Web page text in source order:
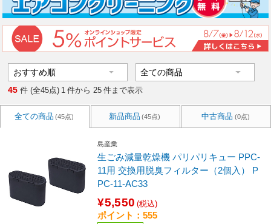
45 件 (全45点) 1 件から 25 件まで表示
全ての商品 (45点) 新品商品 (45点) 中古商品 (0点)
島産業
生ごみ減量乾燥機 パリパリキュー PPC-
11用 交換用脱臭フィルター（2個入） P
PC-11-AC33
¥5,550 (税込)
ポイント：555